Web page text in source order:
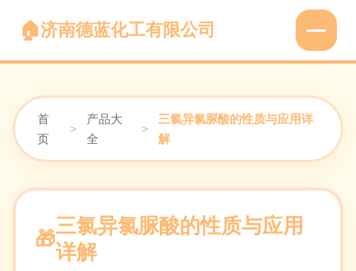
济南德蓝化工有限公司
首
页
>
产品大
全
>
三氯异氯脲酸的性质与应用详
解
三氯异氯脲酸的性质与应用
详解